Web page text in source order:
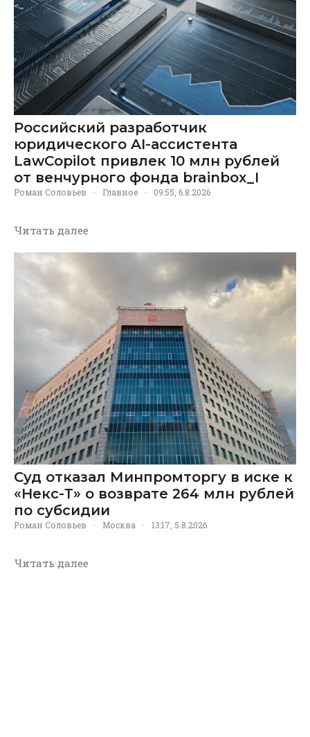
Российский разработчик
юридического AI-ассистента
LawCopilot привлек 10 млн рублей
от венчурного фонда brainbox_I
Роман Соловьев · Главное · 09:55, 6.8.2026
Читать далее
Суд отказал Минпромторгу в иске к
«Некс-Т» о возврате 264 млн рублей
по субсидии
Роман Соловьев · Москва · 13:17, 5.8.2026
Читать далее